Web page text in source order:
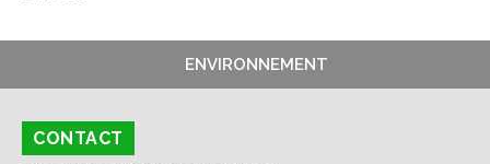
ENVIRONNEMENT
CONTACT